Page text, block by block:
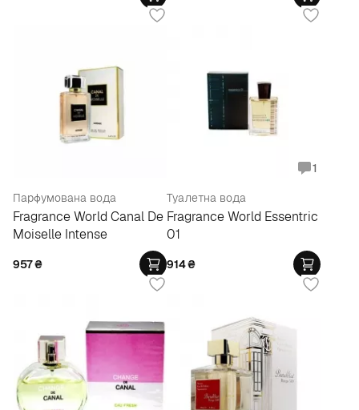
Парфумована вода
Fragrance World Canal De
Moiselle Intense
957₴
1
Туалетна вода
Fragrance World Essentric
01
914₴